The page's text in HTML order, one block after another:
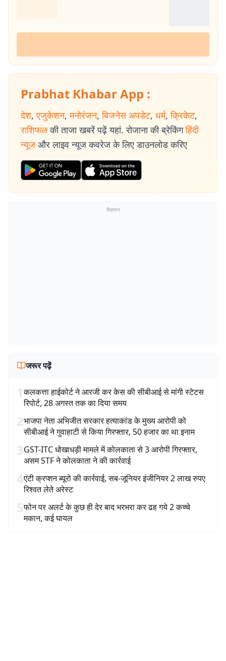
Prabhat Khabar App :
देश, एजुकेशन, मनोरंजन, बिजनेस अपडेट, धर्म, क्रिकेट,
राशिफल की ताजा खबरें पढ़ें यहां. रोजाना की ब्रेकिंग हिंदी
न्यूज और लाइव न्यूज कवरेज के लिए डाउनलोड करिए
विज्ञापन
जरूर पढ़ें
1कलकत्ता हाईकोर्ट ने आरजी कर केस की सीबीआई से मांगी स्टेटस
रिपोर्ट, 28 अगस्त तक का दिया समय
2भाजपा नेता अभिजीत सरकार हत्याकांड के मुख्य आरोपी को
सीबीआई ने गुवाहाटी से किया गिरफ्तार, 50 हजार का था इनाम
3GST-ITC धोखाधड़ी मामले में कोलकाता से 3 आरोपी गिरफ्तार,
असम STF ने कोलकाता ने की कार्रवाई
4एंटी क्रप्शन ब्यूरो की कार्रवाई, सब-जूनियर इंजीनियर 2 लाख रुपए
रिश्वत लेते अरेस्ट
5फोन पर अलर्ट के कुछ ही देर बाद भरभरा कर ढह गये 2 कच्चे
मकान, कई घायल